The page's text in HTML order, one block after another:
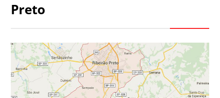
Preto